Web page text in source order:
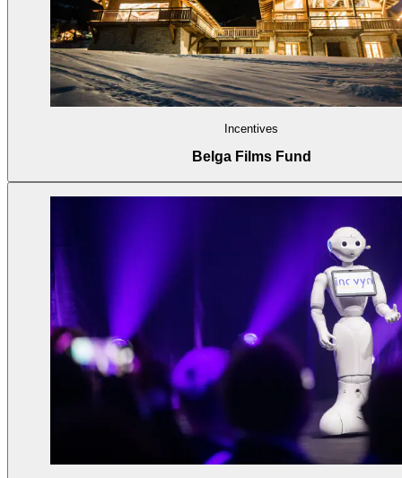
Incentives
Belga Films Fund